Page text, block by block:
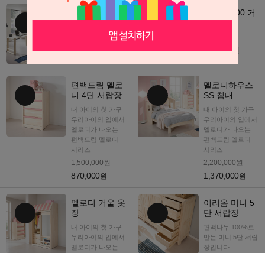
이리옴 책장형
벙커침대
6,650,000원
2,460,000원
이리옴 600 거
울
192,500원
편백드림 멜로
디 4단 서랍장
내 아이의 첫 가구
우리아이의 입에서
멜로디가 나오는
편백드림 멜로디
시리즈
1,500,000원
870,000원
멜로디하우스
SS 침대
내 아이의 첫 가구
우리아이의 입에서
멜로디가 나오는
편백드림 멜로디
시리즈
2,200,000원
1,370,000원
멜로디 거울 옷
장
내 아이의 첫 가구
우리아이의 입에서
멜로디가 나오는
이리옴 미니 5
단 서랍장
편백나무 100%로
만든 미니 5단 서랍
장입니다.